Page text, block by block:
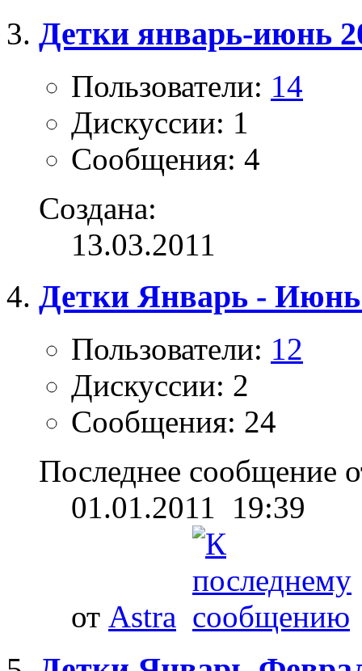
Детки январь-июнь
Пользователи: 14
Дискуссии: 1
Сообщения: 4
Создана:
13.03.2011
Детки Январь - Июнь
Пользователи: 12
Дискуссии: 2
Сообщения: 24
Последнее сообщение
01.01.2011 19:39
от Astra